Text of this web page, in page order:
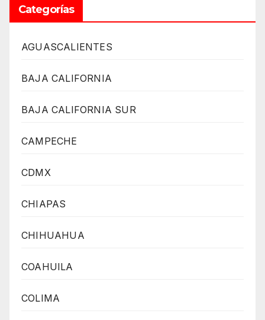
Categorías
AGUASCALIENTES
BAJA CALIFORNIA
BAJA CALIFORNIA SUR
CAMPECHE
CDMX
CHIAPAS
CHIHUAHUA
COAHUILA
COLIMA